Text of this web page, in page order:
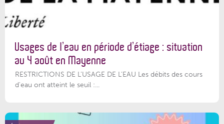
Usages de l’eau en période d’étiage : situation
au 4 août en Mayenne
RESTRICTIONS DE L’USAGE DE L’EAU Les débits des cours
d'eau ont atteint le seuil :...